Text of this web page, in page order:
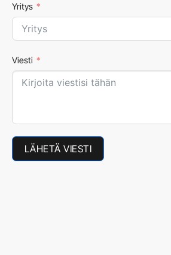
Yritys
Viesti
LÄHETÄ VIESTI